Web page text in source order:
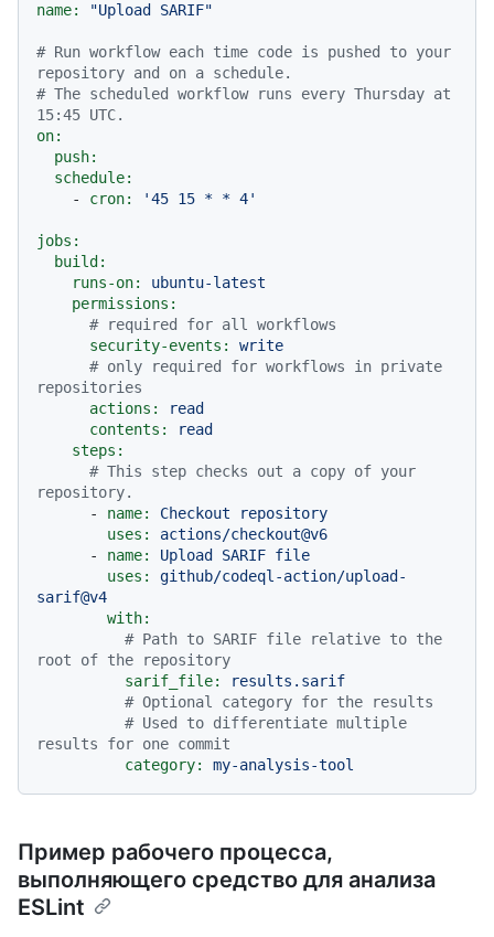
name: "Upload SARIF"
# Run workflow each time code is pushed to your
repository and on a schedule.
# The scheduled workflow runs every Thursday at
15:45 UTC.
on:
push:
schedule:
-
cron: '45 15 * * 4'
jobs:
build:
runs-on:
ubuntu-latest
permissions:
# required for all workflows
security-events:
write
# only required for workflows in private
repositories
actions:
read
contents:
read
steps:
# This step checks out a copy of your
repository.
-
name: Checkout
repository
uses:
actions/checkout@v6
-
name: Upload SARIF file
uses:
github/codeql-action/upload-
sarif@v4
with:
# Path to SARIF file relative to the
root of the repository
sarif_file:
results.sarif
# Optional category for the results
# Used to differentiate multiple
results for one commit
category:
my-analysis-tool
Пример рабочего процесса,
выполняющего средство для анализа
ESLint